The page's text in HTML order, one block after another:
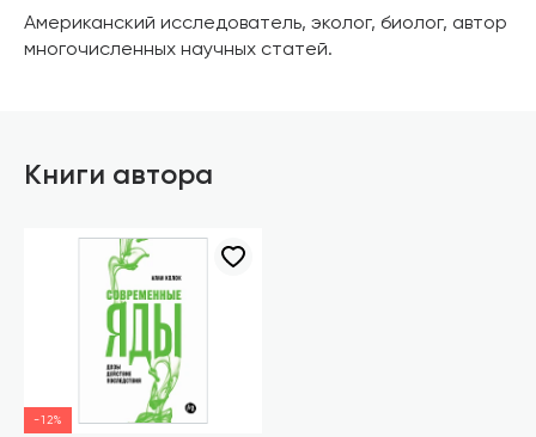
Американский исследователь, эколог, биолог, автор
многочисленных научных статей.
Книги автора
-12%